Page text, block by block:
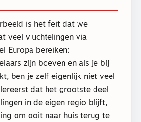
is het feit dat we
veel vluchtelingen via
Europa bereiken:
zijn boeven en als je bij
ben je zelf eigenlijk niet veel
dat het grootste deel
in de eigen regio blijft,
om ooit naar huis terug te